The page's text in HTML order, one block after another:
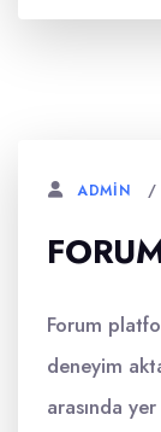
ADMIN
Forum
deneyim
arasında